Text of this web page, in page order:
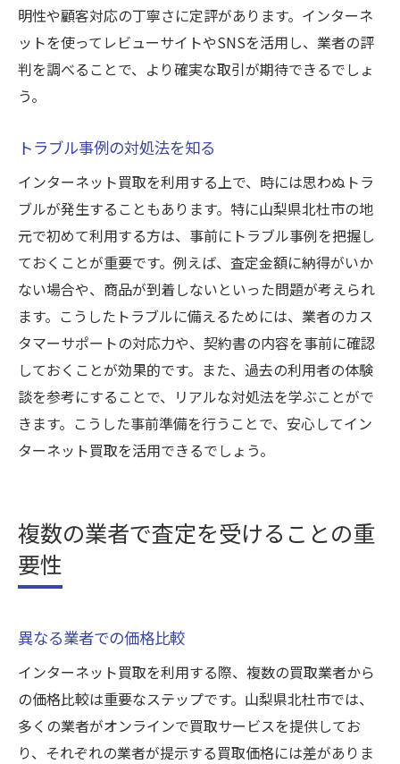
明性や顧客対応の丁寧さに定評があります。インターネ
ットを使ってレビューサイトやSNSを活用し、業者の評
判を調べることで、より確実な取引が期待できるでしょ
う。
トラブル事例の対処法を知る
インターネット買取を利用する上で、時には思わぬトラ
ブルが発生することもあります。特に山梨県北杜市の地
元で初めて利用する方は、事前にトラブル事例を把握し
ておくことが重要です。例えば、査定金額に納得がいか
ない場合や、商品が到着しないといった問題が考えられ
ます。こうしたトラブルに備えるためには、業者のカス
タマーサポートの対応力や、契約書の内容を事前に確認
しておくことが効果的です。また、過去の利用者の体験
談を参考にすることで、リアルな対処法を学ぶことがで
きます。こうした事前準備を行うことで、安心してイン
ターネット買取を活用できるでしょう。
複数の業者で査定を受けることの重
要性
異なる業者での価格比較
インターネット買取を利用する際、複数の買取業者から
の価格比較は重要なステップです。山梨県北杜市では、
多くの業者がオンラインで買取サービスを提供してお
り、それぞれの業者が提示する買取価格には差がありま